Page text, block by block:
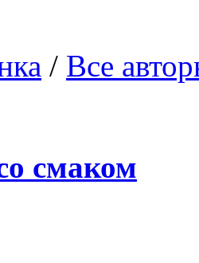
/ Все
смаком